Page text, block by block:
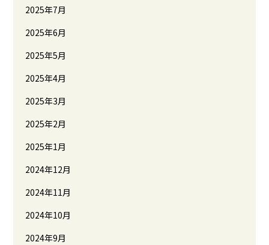
2025年7月
2025年6月
2025年5月
2025年4月
2025年3月
2025年2月
2025年1月
2024年12月
2024年11月
2024年10月
2024年9月